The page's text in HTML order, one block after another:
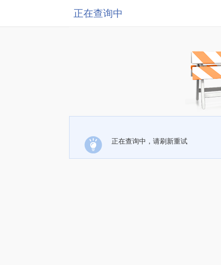
正在查询中
正在查询中，请刷新重试